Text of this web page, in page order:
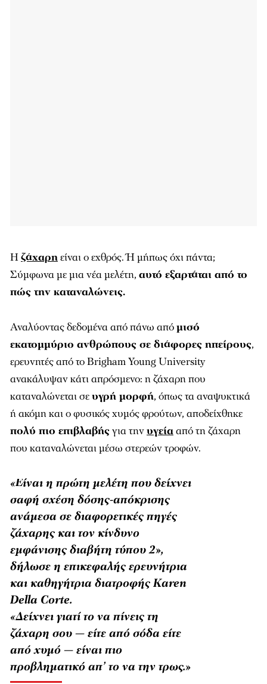
Ηζάχαρηείναι ο εχθρός. Ή μήπως όχι πάντα;
Σύμφωνα με μια νέα μελέτη, αυτό εξαρτάται από το
πώς την καταναλώνεις.
Αναλύοντας δεδομένα από πάνω απόμισό
εκατομμύριο ανθρώπους σε διάφορες ηπείρους,
ερευνητές από το Brigham Young University
ανακάλυψαν κάτι απρόσμενο: η ζάχαρη που
καταναλώνεται σευγρή μορφή, όπως τα αναψυκτικά
ή ακόμη και ο φυσικός χυμός φρούτων, αποδείχθηκε
πολύ πιο επιβλαβήςγια τηνυγείααπό τη ζάχαρη
που καταναλώνεται μέσω στερεών τροφών.
«Είναι η πρώτη μελέτη που δείχνει
σαφή σχέση δόσης-απόκρισης
ανάμεσα σε διαφορετικές πηγές
ζάχαρης και τον κίνδυνο
εμφάνισης διαβήτη τύπου 2»,
δήλωσε η επικεφαλής ερευνήτρια
και καθηγήτρια διατροφής Karen
Della Corte.
«Δείχνει γιατί το να πίνεις τη
ζάχαρη σου — είτε από σόδα είτε
από χυμό — είναι πιο
προβληματικό απ’ το να την τρως.»